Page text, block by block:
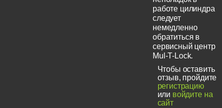
работе цилиндра
следует
немедленно
обратиться в
сервисный центр
Mul-T-Lock.
Чтобы оставить
отзыв, пройдите
регистрацию
или войдите на
сайт